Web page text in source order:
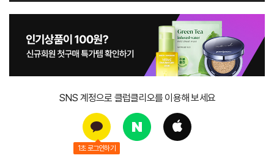
SNS 계정으로 클럽클리오를 이용해 보세요
1초 로그인하기